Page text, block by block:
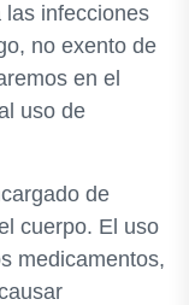
las infecciones
no exento de
en el
uso de
de
cuerpo. El uso
medicamentos,